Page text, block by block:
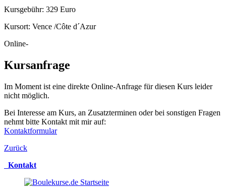
Kursgebühr: 329 Euro
Kursort: Vence /Côte d´Azur
Online-
Kursanfrage
Im Moment ist eine direkte Online-Anfrage für diesen Kurs leider
nicht möglich.
Bei Interesse am Kurs, an Zusatzterminen oder bei sonstigen Fragen
nehmt bitte Kontakt mit mir auf:
Kontaktformular
Zurück
Kontakt